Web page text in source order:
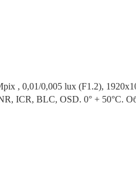
, 0,01/0,005 lux (F1.2),
ICR, BLC, OSD. 0° + 50°C.